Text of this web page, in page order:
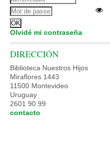
Olvidé mi contraseña
DIRECCIÓN
Biblioteca Nuestros Hijos
Miraflores 1443
11500 Montevideo
Uruguay
2601 90 99
contacto